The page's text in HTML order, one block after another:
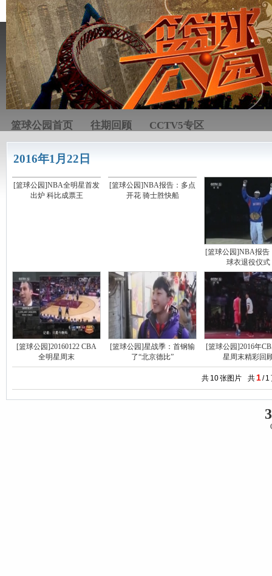
篮球公园首页 往期回顾 CCTV5专区
2016年1月22日
[篮球公园]NBA全明星首发
出炉 科比成票王
[篮球公园]NBA报告：多点
开花 骑士胜快船
[篮球公园]NBA报告
球衣退役仪式
[篮球公园]20160122 CBA
全明星周末
[篮球公园]星战季：首钢输
了“北京德比”
[篮球公园]2016年
星周末精彩回
共 10张图片 共 1/ 1